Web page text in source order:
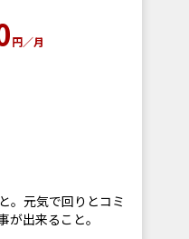
円／月
。元気で回りとコミ
が出来ること。